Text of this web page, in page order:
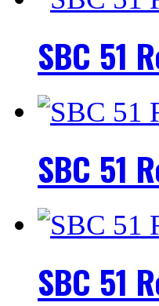
SBC 51
SBC 51
SBC 51